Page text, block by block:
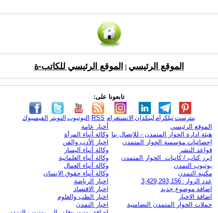
الموقع الرئيسي الموقع الرئيسي للكاتب-ة
تابعونا على:
الفيسبوك التويتر اليوتيوب RSS الانستغرام لينكدإن تيلكرامبنترست
الموقع الرئيسي
هيئة ادارة الحوار المتمدن - للإتصال بنا
إحصائيات مؤسسة الحوار المتمدن
قواعد النشر
ابرز كتاب / كاتبات الحوار المتمدن
يوتيوب التمدن
مكتبة التمدن
عدد الزوار: 3,429,293,156
اضافة موضوع جديد
اضافة الاخبار
حملات الحوار المتمدن التضامنية
أخبار عامة
وكالة أنباء المرأة
اخبار الأدب والفن
وكالة أنباء اليسار
وكالة أنباء العلمانية
وكالة أنباء العمال
وكالة أنباء حقوق الإنسان
اخبار الرياضة
اخبار الاقتصاد
اخبار الطب والعلوم
اخبار التمدن